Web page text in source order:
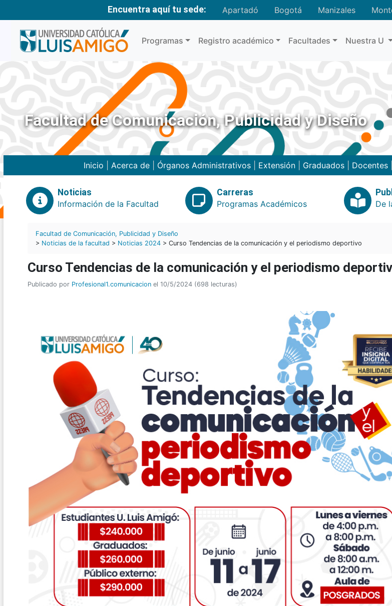
Encuentra aquí tu sede: Apartadó Bogotá Manizales
Programas Registro académico Facultades Nuestra U
Facultad de Comunicación, Publicidad y Diseño
Inicio Acerca de| Órganos Administrativos| Extensión| Graduados| Docentes|
Noticias
Información de la Facultad
Carreras
Programas Académicos
De
Facultad de Comunicación, Publicidad y Diseño
> Noticias de la facultad > Noticias 2024 > Curso Tendencias de la comunicación y el periodismo deportivo
Curso Tendencias de la comunicación y el periodismo
Publicado por Profesional1.comunicacion el 10/5/2024 (698 lecturas)